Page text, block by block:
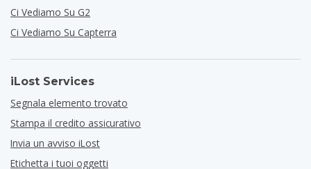
Ci Vediamo Su G2
Ci Vediamo Su Capterra
iLost Services
Segnala elemento trovato
Stampa il credito assicurativo
Invia un avviso iLost
Etichetta i tuoi oggetti